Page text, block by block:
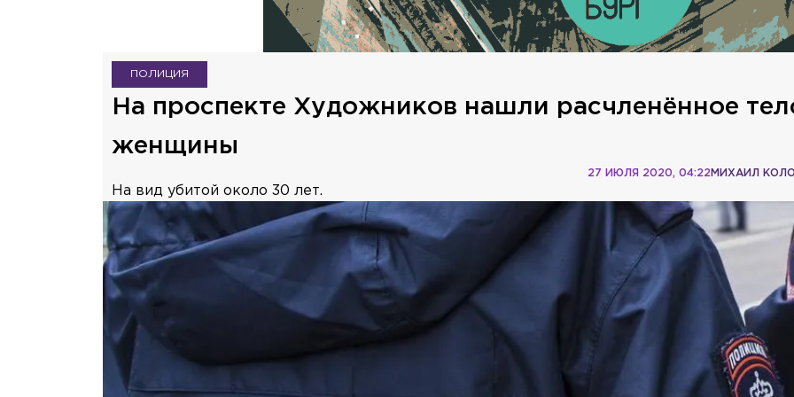
ПОЛИЦИЯ
На проспекте Художников нашли расчленённое
женщины
МИХАИЛ
27 ИЮЛЯ 2020, 04:22
На вид убитой около 30 лет.